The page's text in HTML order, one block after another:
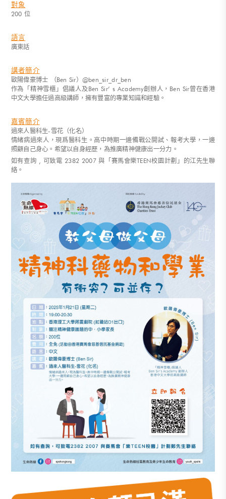
對象
200 位
語言
廣東話
講者簡介
歐陽偉豪博士 （Ben Sir）@ben_sir_dr_ben
作為「精神雪櫃」倡議人及Ben Sir’ s Academy創辦人，Ben Sir曾在香港
中文大學擔任過高級講師，擁有豐富的專業知識和經驗。
嘉賓簡介
過來人醫科生-雪花（化名）
情緒病過來人，現爲醫科生。高中時期一邊備戰公開試、報考大學，一邊
照顧自己身心。希望以自身經歷，為推廣精神健康出一分力。
如有查詢 , 可致電 2382 2007 與「賽馬會樂TEEN校園計劃」的江先生聯
絡。